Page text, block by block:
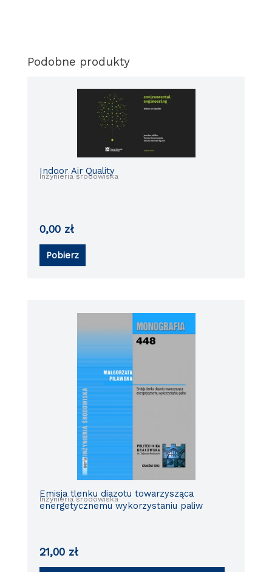
Podobne produkty
Inżynieria środowiska
Indoor Air Quality
0,00 zł
Pobierz
Inżynieria środowiska
Emisja tlenku diazotu towarzysząca
energetycznemu wykorzystaniu paliw
21,00 zł